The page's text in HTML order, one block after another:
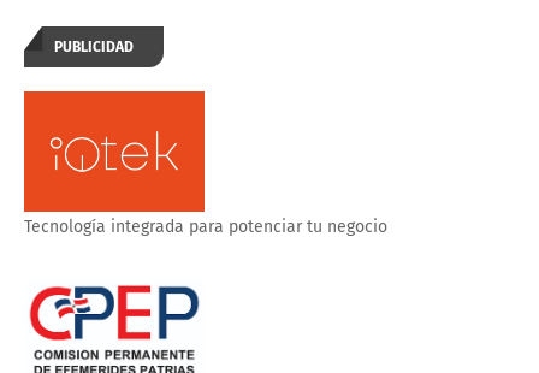
PUBLICIDAD
Tecnología integrada para potenciar tu negocio